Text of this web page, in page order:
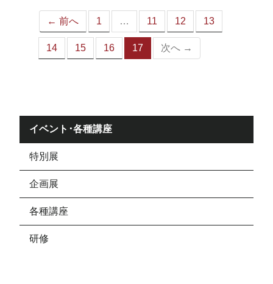
← 前へ 1 … 11 12 13
14 15 16 17
（こ
次へ →
イベント･各種講座
特別展
企画展
各種講座
研修